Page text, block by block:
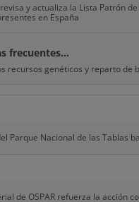
revisa y actualiza la Lista Patrón
en España
frecuentes...
recursos genéticos y reparto de
Parque Nacional de las Tablas
de OSPAR refuerza la acción